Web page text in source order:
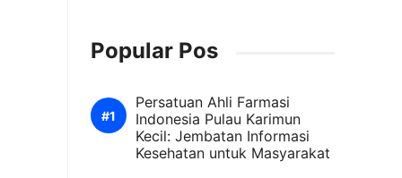
Popular Pos
Persatuan Ahli Farmasi
Indonesia Pulau Karimun
Kecil: Jembatan Informasi
Kesehatan untuk Masyarakat